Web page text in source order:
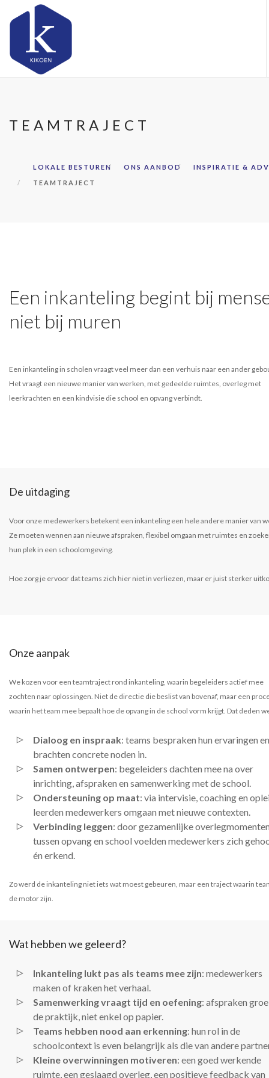
TEAMTRAJECT
LOKALE BESTUREN ONS AANBOD
INSPIRATIE &
TEAMTRAJECT
Een inkanteling begint bij
niet bij muren
Een inkanteling in scholen vraagt veel meer dan een verhuis naar een ander
Het vraagt een nieuwe manier van werken, met gedeelde ruimtes, overleg met
leerkrachten en een kindvisie die school en opvang verbindt.
De uitdaging
Voor onze medewerkers betekent een inkanteling een hele andere manier van
Ze moeten wennen aan nieuwe afspraken, flexibel omgaan met ruimtes en
hun plek in een schoolomgeving.
Hoe zorg je ervoor dat teams zich hier niet in verliezen, maar er juist sterker
Onze aanpak
We kozen voor een teamtraject rond inkanteling, waarin begeleiders actief mee
zochten naar oplossingen. Niet de directie die beslist van bovenaf, maar een
waarin het team mee bepaalt hoe de opvang in de school vorm krijgt. Dat deden
Dialoog en inspraak: teams bespraken hun ervaringen en
brachten concrete noden in.
Samen ontwerpen: begeleiders dachten mee na over
inrichting, afspraken en samenwerking met de school.
Ondersteuning op maat: via intervisie, coaching en
leerden medewerkers omgaan met nieuwe contexten.
Verbinding leggen: door gezamenlijke
tussen opvang en school voelden medewerkers zich
én erkend.
Zo werd de inkanteling niet iets wat moest gebeuren, maar een traject waarin
de motor zijn.
Wat hebben we geleerd?
Inkanteling lukt pas als teams mee zijn: medewerkers
maken of kraken het verhaal.
Samenwerking vraagt tijd en oefening: afspraken
de praktijk, niet enkel op papier.
Teams hebben nood aan erkenning: hun rol in de
schoolcontext is even belangrijk als die van andere
Kleine overwinningen motiveren: een goed werkende
ruimte, een geslaagd overleg, een positieve feedback van